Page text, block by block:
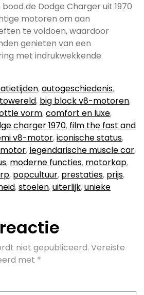
de Dodge Charger uit 1970
motoren om aan
te voldoen, waardoor
genieten van een
met indrukwekkende
,autogeschiedenis,
, big block v8-motoren,
vorm,comfort en luxe,
charger 1970, film the fast and
v8-motor,iconische status,
, legendarische muscle car,
, moderne functies, motorkap,
, popcultuur, prestaties, prijs,
,stoelen,uiterlijk,unieke
niet gepubliceerd. Vereiste
met *